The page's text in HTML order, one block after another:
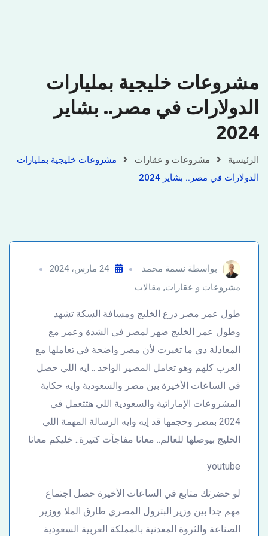
مشروعات خليجية بمليارات
الدولارات في مصر.. بشاير
2024
الرئيسية مشروعات و عقارات
مشروعات خليجية بمليارات
الدولارات في مصر.. بشاير 2024
بواسطة نسمة محمد
24 مارس، 2024
مشروعات و عقارات, مقالات
طول عمر مصر درع الخليج ومسافة السكة تشهد
وطول عمر الخليج ضهر لمصر في الشدة وعمر مع
المعادلة دي ما تغيرت لأن مصر واضحة في تعاملها مع
العرب كلهم وهو تعامل المصير الواحد .. ايه اللي حصل
في الساعات الأخيرة بين مصر والسعودية وايه حكاية
المشروعات الإماراتية والسعودية اللي هتتعمل في
2024 بمصر وحجمها قد إيه وايه الرسالة المهمة اللي
الخليج بيوصلها للعالم.. معانا مفاجآت كتيرة.. خليكم معانا
youtube
لو حضرتك متابع في الساعات الأخيرة حصل اجتماع
مهم جدا بين وزير البترول المصري طارق الملا ووزير
الصناعة والثروة المعدنية بالمملكة العربية السعودية